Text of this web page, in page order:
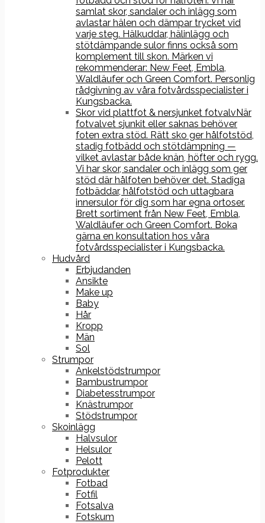
samlat skor, sandaler och inlägg som
avlastar hälen och dämpar trycket vid
varje steg. Hälkuddar, hälinlägg och
stötdämpande sulor finns också som
komplement till skon. Märken vi
rekommenderar: New Feet, Embla,
Waldläufer och Green Comfort. Personlig
rådgivning av våra fotvårdsspecialister i
Kungsbacka.
Skor vid plattfot & nersjunket fotvalvNär
fotvalvet sjunkit eller saknas behöver
foten extra stöd. Rätt sko ger hålfotstöd,
stadig fotbädd och stötdämpning —
vilket avlastar både knän, höfter och rygg.
Vi har skor, sandaler och inlägg som ger
stöd där hålfoten behöver det. Stadiga
fotbäddar, hålfotstöd och uttagbara
innersulor för dig som har egna ortoser.
Brett sortiment från New Feet, Embla,
Waldläufer och Green Comfort. Boka
gärna en konsultation hos våra
fotvårdsspecialister i Kungsbacka.
Hudvård
Erbjudanden
Ansikte
Make up
Baby
Hår
Kropp
Män
Sol
Strumpor
Ankelstödstrumpor
Bambustrumpor
Diabetesstrumpor
Knästrumpor
Stödstrumpor
Skoinlägg
Halvsulor
Helsulor
Pelott
Fotprodukter
Fotbad
Fotfil
Fotsalva
Fotskum